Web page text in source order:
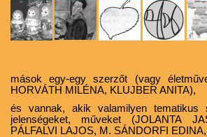
mások egy-egy szerzőt (vagy
HORVÁTH MILÉNA, KLUJBER ANITA),
és vannak, akik valamilyen tematikus
jelenségeket, műveket (JOLANTA
PÁLFALVI LAJOS, M. SÁNDORFI